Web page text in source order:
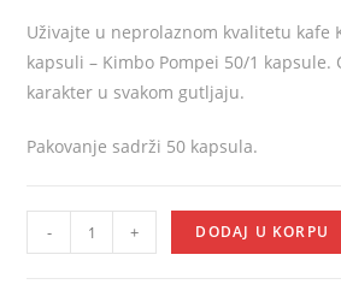
Uživajte u neprolaznom kvalitetu kafe
kapsuli – Kimbo Pompei 50/1 kapsule.
karakter u svakom gutljaju.
Pakovanje sadrži 50 kapsula.
- + DODAJ U KORPU